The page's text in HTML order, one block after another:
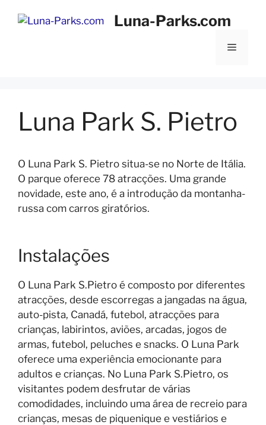
para
Luna-Parks.com
Menu
Luna Park S. Pietro
O Luna Park S. Pietro situa-se no Norte de Itália.
O parque oferece 78 atracções. Uma grande
novidade, este ano, é a introdução da montanha-
russa com carros giratórios.
Instalações
O Luna Park S.Pietro é composto por diferentes
atracções, desde escorregas a jangadas na água,
auto-pista, Canadá, futebol, atracções para
crianças, labirintos, aviões, arcadas, jogos de
armas, futebol, peluches e snacks. O Luna Park
oferece uma experiência emocionante para
adultos e crianças. No Luna Park S.Pietro, os
visitantes podem desfrutar de várias
comodidades, incluindo uma área de recreio para
crianças, mesas de piquenique e vestiários e